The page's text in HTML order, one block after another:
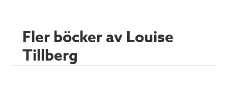
Fler böcker av Louise
Tillberg